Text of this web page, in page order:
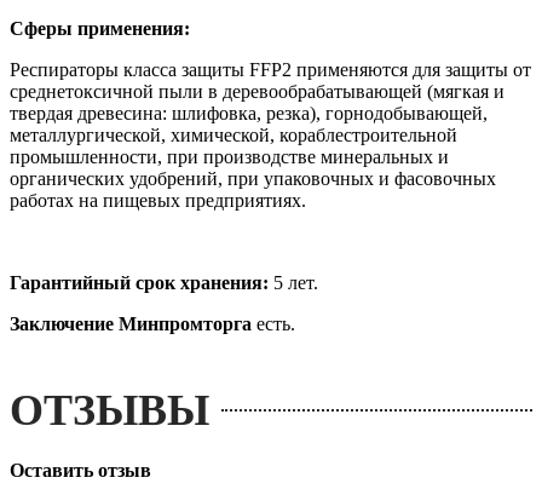
Сферы применения:
Респираторы класса защиты FFP2 применяются для защиты от
среднетоксичной пыли в деревообрабатывающей (мягкая и
твердая древесина: шлифовка, резка), горнодобывающей,
металлургической, химической, кораблестроительной
промышленности, при производстве минеральных и
органических удобрений, при упаковочных и фасовочных
работах на пищевых предприятиях.
Гарантийный срок хранения: 5 лет.
Заключение Минпромторга есть.
ОТЗЫВЫ
Оставить отзыв